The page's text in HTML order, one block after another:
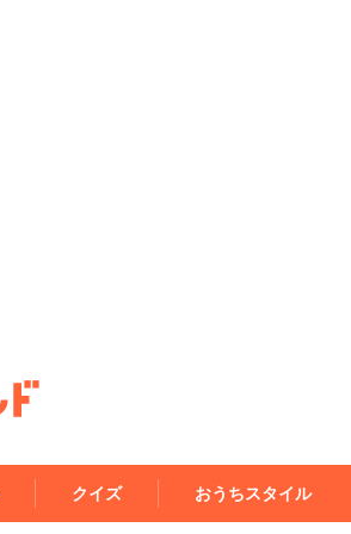
クイズ おうちスタイル